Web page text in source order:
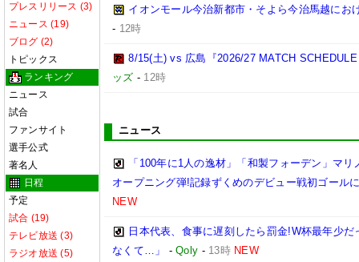
プレスリリース (3)
ニュース (19)
ブログ (2)
トピックス
ランキング
ニュース
試合
ファンサイト
選手公式
著名人
日程
予定
試合 (19)
テレビ放送 (3)
ラジオ放送 (5)
イオンモール今治新都市・そよら今治馬越にお
- 12時
8/15(土) vs 広島『2026/27 MATCH
ッズ - 12時
ニュース
「100年に1人の逸材」「和製フォーデン」マ
オープニング弾!記録ずくめのデビュー戦初ゴール
NEW
日本代表、食事に遅刻したら罰金!W杯最年少
なくて…」
-Qoly - 13時 NEW